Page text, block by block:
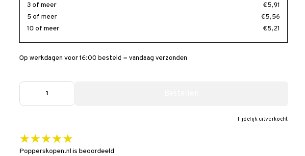
3 of meer
€5,91
5 of meer
€5,56
10 of meer
€5,21
Op werkdagen voor 16:00 besteld = vandaag verzonden
Tijdelijk uitverkocht
★★★★★
Popperskopen.nl is beoordeeld